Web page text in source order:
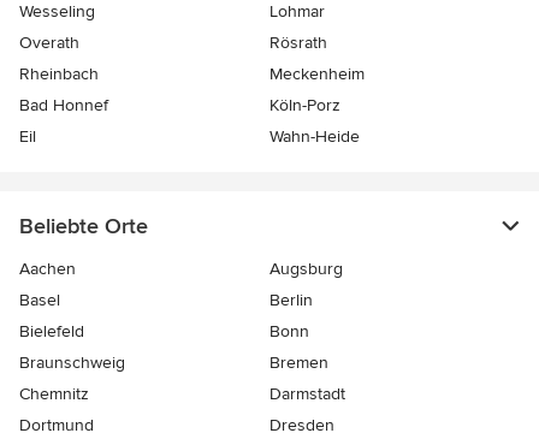
Wesseling
Lohmar
Overath
Rösrath
Rheinbach
Meckenheim
Bad Honnef
Köln-Porz
Eil
Wahn-Heide
Beliebte Orte
Aachen
Augsburg
Basel
Berlin
Bielefeld
Bonn
Braunschweig
Bremen
Chemnitz
Darmstadt
Dortmund
Dresden